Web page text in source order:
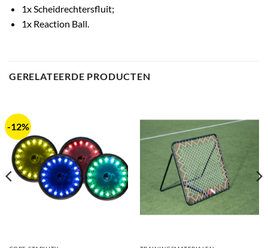
1x Scheidrechtersfluit;
1x Reaction Ball.
GERELATEERDE PRODUCTEN
-12%